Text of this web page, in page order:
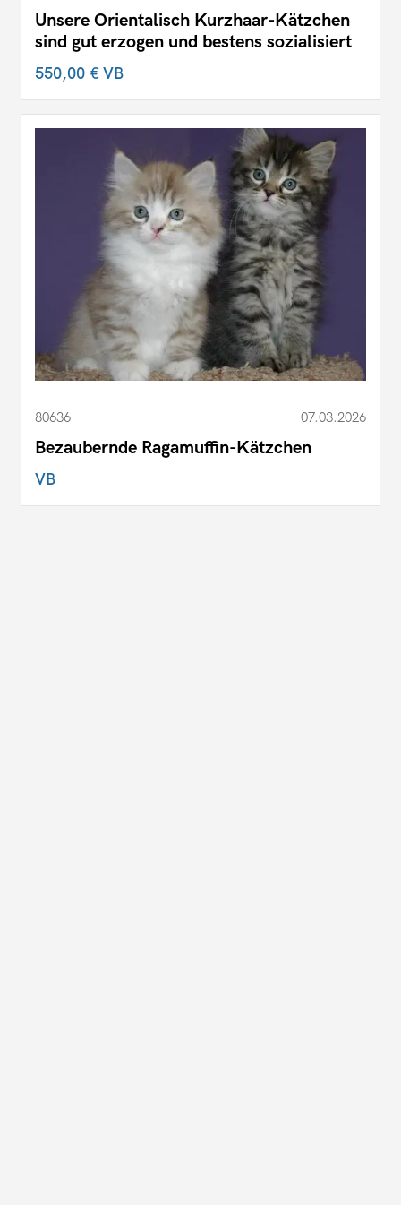
Unsere Orientalisch Kurzhaar-Kätzchen
sind gut erzogen und bestens sozialisiert
550,00 €VB
80636 07.03.2026
Bezaubernde Ragamuffin-Kätzchen
VB